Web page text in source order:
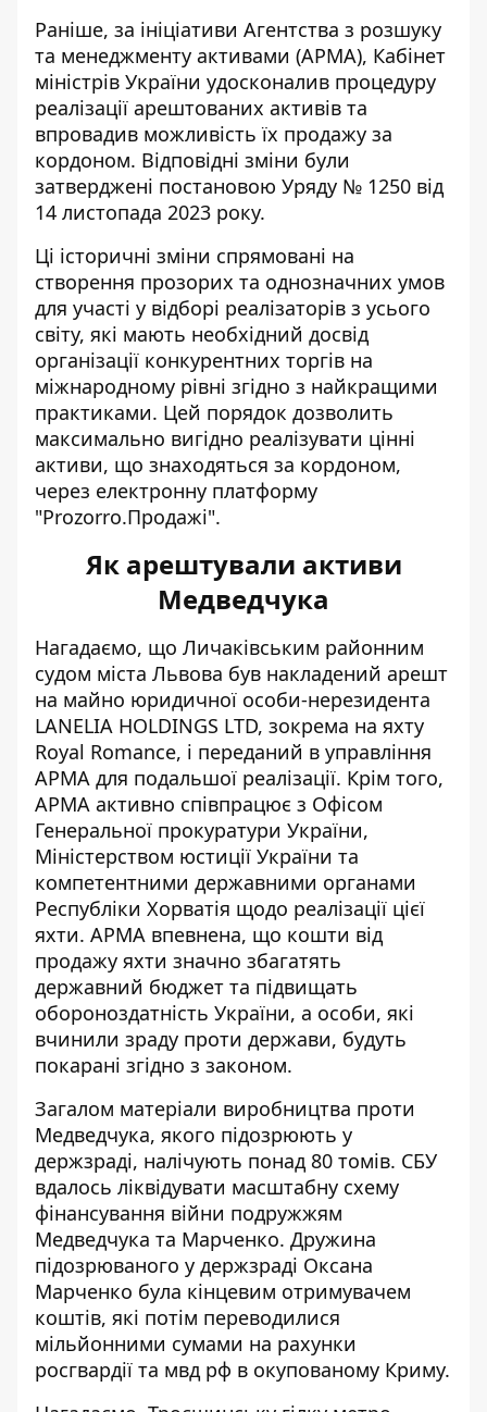
Раніше, за ініціативи Агентства з розшуку
та менеджменту активами (АРМА), Кабінет
міністрів України удосконалив процедуру
реалізації арештованих активів та
впровадив можливість їх продажу за
кордоном. Відповідні зміни були
затверджені постановою Уряду № 1250 від
14 листопада 2023 року.
Ці історичні зміни спрямовані на
створення прозорих та однозначних умов
для участі у відборі реалізаторів з усього
світу, які мають необхідний досвід
організації конкурентних торгів на
міжнародному рівні згідно з найкращими
практиками. Цей порядок дозволить
максимально вигідно реалізувати цінні
активи, що знаходяться за кордоном,
через електронну платформу
"Prozorro.Продажі".
Як арештували активи
Медведчука
Нагадаємо, що Личаківським районним
судом міста Львова був накладений арешт
на майно юридичної особи-нерезидента
LANELIA HOLDINGS LTD, зокрема на яхту
Royal Romance, і переданий в управління
АРМА для подальшої реалізації. Крім того,
АРМА активно співпрацює з Офісом
Генеральної прокуратури України,
Міністерством юстиції України та
компетентними державними органами
Республіки Хорватія щодо реалізації цієї
яхти. АРМА впевнена, що кошти від
продажу яхти значно збагатять
державний бюджет та підвищать
обороноздатність України, а особи, які
вчинили зраду проти держави, будуть
покарані згідно з законом.
Загалом матеріали виробництва проти
Медведчука, якого підозрюють у
держзраді, налічують понад 80 томів. СБУ
вдалось ліквідувати масштабну схему
фінансування війни подружжям
Медведчука та Марченко. Дружина
підозрюваного у держзраді Оксана
Марченко була кінцевим отримувачем
коштів, які потім переводилися
мільйонними сумами на рахунки
росгвардії та мвд рф в окупованому Криму.